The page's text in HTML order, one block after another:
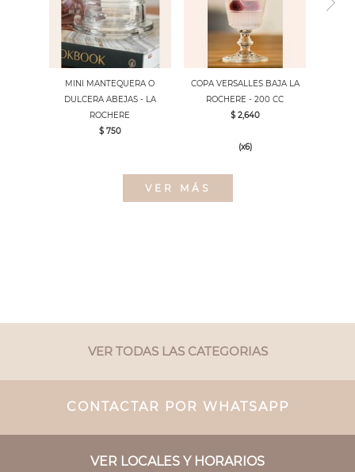
MINI MANTEQUERA O
DULCERA ABEJAS - LA
ROCHERE
$ 750
COPA VERSALLES BAJA LA
ROCHERE - 200 CC
$ 2,640
(x6)
VER MÁS
VER TODAS LAS CATEGORIAS
CONTACTAR POR WHATSAPP
VER LOCALES Y HORARIOS